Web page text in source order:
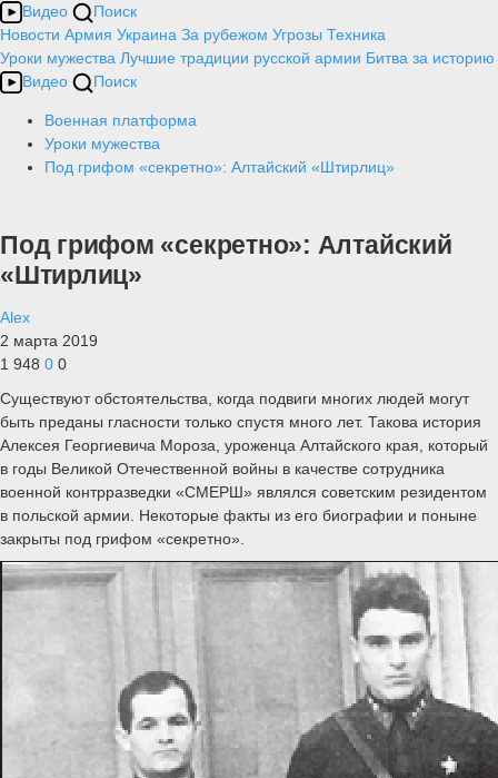
Видео
Поиск
Новости Армия Украина За рубежом Угрозы Техника
Уроки мужества Лучшие традиции русской армии Битва за историю
Видео
Поиск
Военная платформа
Уроки мужества
Под грифом «секретно»: Алтайский «Штирлиц»
Под грифом «секретно»: Алтайский
«Штирлиц»
Alex
2 марта 2019
1 948 0 0
Существуют обстоятельства, когда подвиги многих людей могут
быть преданы гласности только спустя много лет. Такова история
Алексея Георгиевича Мороза, уроженца Алтайского края, который
в годы Великой Отечественной войны в качестве сотрудника
военной контрразведки «СМЕРШ» являлся советским резидентом
в польской армии. Некоторые факты из его биографии и поныне
закрыты под грифом «секретно».